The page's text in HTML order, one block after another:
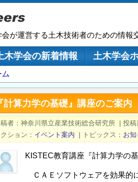
が運営する土木技術者のための情報
木学会の新着情報
土木学会
ム
『計算力学の基礎』講座のご案内
者 神奈川県立産業技術総合研究所 | 投稿
ション
イベント案内 | トピックス お
KISTEC教育講座『計算力学の
ＣＡＥソフトウェアを効果的